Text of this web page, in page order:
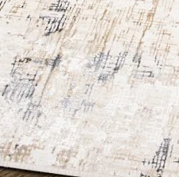
Marketing
Les cookies marketing sont
engageantes pour l'utilisateur
Non classés
Les cookies non classés sont des
Rejeter